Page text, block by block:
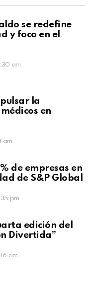
se redefine
y foco en el
am
la
en
am
de empresas en
de S&P Global
pm
edición del
Divertida”
am